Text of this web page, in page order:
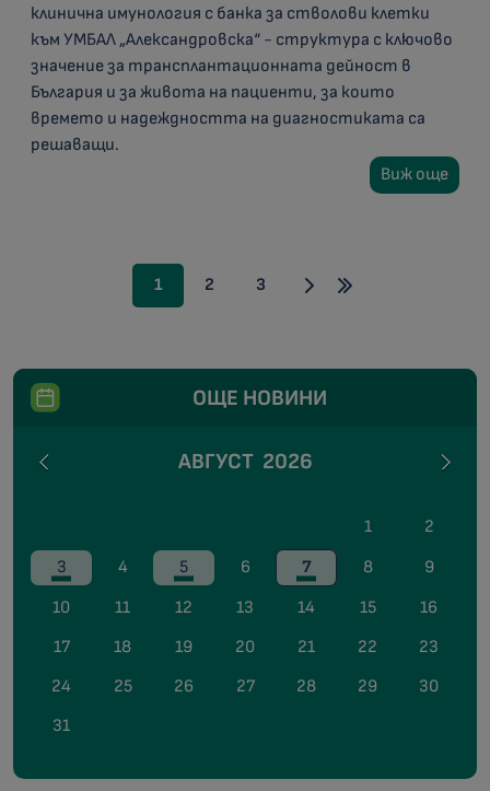
клинична имунология с банка за стволови клетки
към УМБАЛ „Александровска“ - структура с ключово
значение за трансплантационната дейност в
България и за живота на пациенти, за които
времето и надеждността на диагностиката са
решаващи.
Виж още
1 2 3
ОЩЕ НОВИНИ
АВГУСТ 2026
1
2
3
4 5 6 7 8
9
10
11 12 13 14 15
16
17
18 19 20 21 22
23
24
25 26 27 28 29
30
31